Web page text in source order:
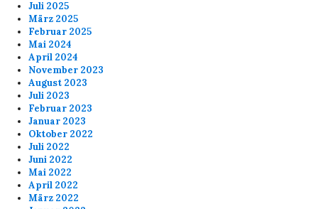
Juli 2025
März 2025
Februar 2025
Mai 2024
April 2024
November 2023
August 2023
Juli 2023
Februar 2023
Januar 2023
Oktober 2022
Juli 2022
Juni 2022
Mai 2022
April 2022
März 2022